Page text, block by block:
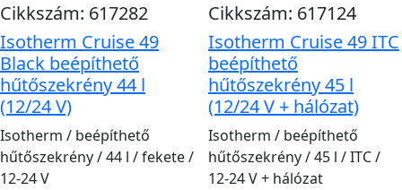
Cikkszám: 617282
Isotherm Cruise 49
Black beépíthető
hűtőszekrény 44 l
(12/24 V)
Isotherm / beépíthető
hűtőszekrény / 44 l / fekete /
12-24 V
Cikkszám: 617124
Isotherm Cruise 49 ITC
beépíthető
hűtőszekrény 45 l
(12/24 V + hálózat)
Isotherm / beépíthető
hűtőszekrény / 45 l / ITC /
12-24 V + hálózat